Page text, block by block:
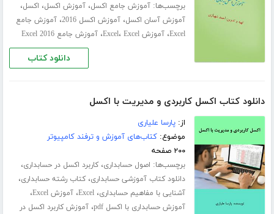
برچسب‌ها:آموزش جامع اکسل،آموزش اکسل، اکسل،
آموزش آسان اکسل،آموزش اکسل 2016 ،آموزش جامع
Excel،آموزش Excel ، Excel ،آموزش جامع Excel 2016
دانلود کتاب
دانلود کتاب اکسل کاربردی و مدیریت با اکسل
از:پارسا علیاری
موضوع:کتاب‌های آموزش و ترفند کامپیوتر
۲۰۰ صفحه
برچسب‌ها: اصول حسابداری،کاربرد اکسل در حسابداری،
دانلود کتاب آموزشی حسابداری،کتاب رشته حسابداری،
آشنایی با مفاهیم حسابداری،Excel،آموزش Excel ،
آموزش حسابداری با اکسل pdf ،آموزش کاربرد اکسل در